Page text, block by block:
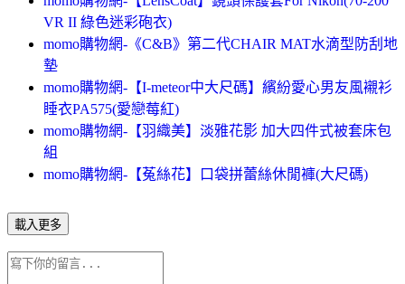
VR II 綠色迷彩砲衣)
momo購物網-《C&B》第二代CHAIR MAT水滴型防刮地
墊
momo購物網-【I-meteor中大尺碼】繽紛愛心男友風襯衫
睡衣PA575(愛戀莓紅)
momo購物網-【羽織美】淡雅花影 加大四件式被套床包
組
momo購物網-【菟絲花】口袋拼蕾絲休閒褲(大尺碼)
載入更多